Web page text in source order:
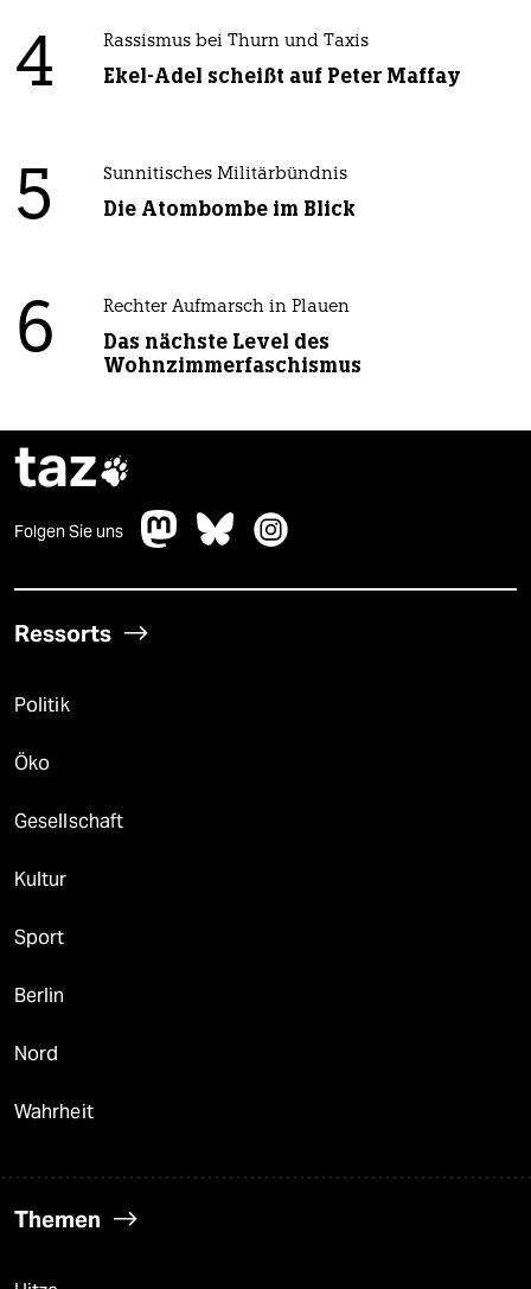
4 Rassismus bei Thurn und Taxis
Ekel-Adel scheißt auf Peter Maffay
5 Sunnitisches Militärbündnis
Die Atombombe im Blick
6 Rechter Aufmarsch in Plauen
Das nächste Level des
Wohnzimmerfaschismus
taz
Folgen Sie uns
Ressorts
Politik
Öko
Gesellschaft
Kultur
Sport
Berlin
Nord
Wahrheit
Themen